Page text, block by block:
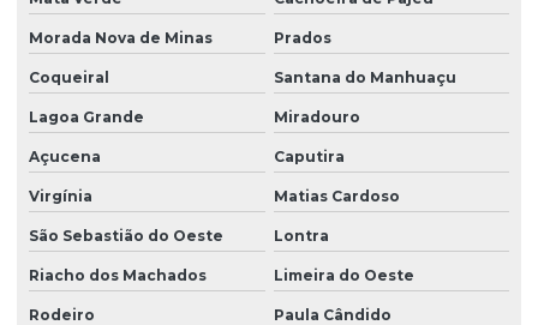
Morada Nova de Minas Prados
Coqueiral Santana do Manhuaçu
Lagoa Grande Miradouro
Açucena Caputira
Virgínia Matias Cardoso
São Sebastião do Oeste Lontra
Riacho dos Machados Limeira do Oeste
Rodeiro Paula Cândido